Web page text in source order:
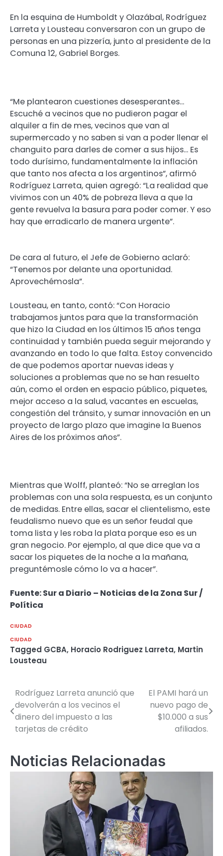
En la esquina de Humboldt y Olazábal, Rodríguez
Larreta y Lousteau conversaron con un grupo de
personas en una pizzería, junto al presidente de la
Comuna 12, Gabriel Borges.
“Me plantearon cuestiones desesperantes…
Escuché a vecinos que no pudieron pagar el
alquiler a fin de mes, vecinos que van al
supermercado y no saben si van a poder llenar el
changuito para darles de comer a sus hijos… Es
todo durísimo, fundamentalmente la inflación
que tanto nos afecta a los argentinos”, afirmó
Rodríguez Larreta, quien agregó: “La realidad que
vivimos con un 40% de pobreza lleva a que la
gente revuelva la basura para poder comer. Y eso
hay que erradicarlo de manera urgente”.
De cara al futuro, el Jefe de Gobierno aclaró:
“Tenemos por delante una oportunidad.
Aprovechémosla”.
Lousteau, en tanto, contó: “Con Horacio
trabajamos juntos para que la transformación
que hizo la Ciudad en los últimos 15 años tenga
continuidad y también pueda seguir mejorando y
avanzando en todo lo que falta. Estoy convencido
de que podemos aportar nuevas ideas y
soluciones a problemas que no se han resuelto
aún, como el orden en espacio público, piquetes,
mejor acceso a la salud, vacantes en escuelas,
congestión del tránsito, y sumar innovación en un
proyecto de largo plazo que imagine la Buenos
Aires de los próximos años”.
Mientras que Wolff, planteó: “No se arreglan los
problemas con una sola respuesta, es un conjunto
de medidas. Entre ellas, sacar el clientelismo, este
feudalismo nuevo que es un señor feudal que
toma lista y les roba la plata porque eso es un
gran negocio. Por ejemplo, al que dice que va a
sacar los piquetes de la noche a la mañana,
preguntémosle cómo lo va a hacer”.
Fuente: Sur a Diario – Noticias de la Zona Sur /
Política
CIUDAD
CIUDAD
Tagged GCBA, Horacio Rodriguez Larreta, Martin
Lousteau
Navegación
de
entradas
Rodríguez Larreta anunció que
devolverán a los vecinos el
dinero del impuesto a las
tarjetas de crédito
El PAMI hará un
nuevo pago de
$10.000 a sus
afiliados.
Noticias Relacionadas